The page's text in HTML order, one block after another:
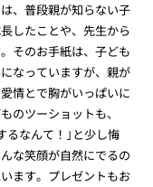
、普段親が知らない子
したことや、先生から
そのお手紙は、子ども
なっていますが、親が
情とで胸がいっぱいに
のツーショットも、
るなんて！｣と少し悔
な笑顔が自然にでるの
ます。プレゼントもお